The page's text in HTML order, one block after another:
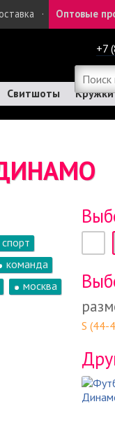
· Оптовые
+7
Свитшоты Кружки
спорт
команда
москва
S (44-